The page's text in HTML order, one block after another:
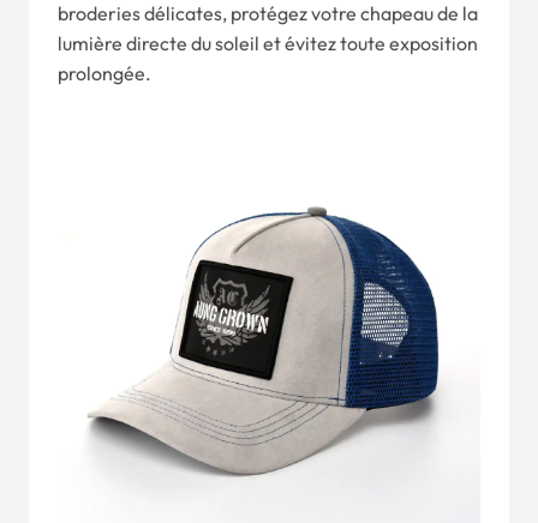
broderies délicates, protégez votre chapeau de la
lumière directe du soleil et évitez toute exposition
prolongée.